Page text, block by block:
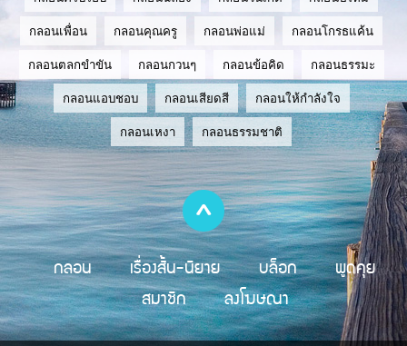
กลอนเพื่อน กลอนคุณครู กลอนพ่อแม่ กลอนโกรธแค้น
กลอนตลกขำขัน กลอนกวนๆ กลอนข้อคิด กลอนธรรมะ
กลอนแอบชอบ กลอนเสียดสี กลอนให้กำลังใจ
กลอนเหงา กลอนธรรมชาติ
กลอน เรื่องสั้น-นิยาย บล็อก
พูดคุย
สมาชิก
ลงโฆษณา